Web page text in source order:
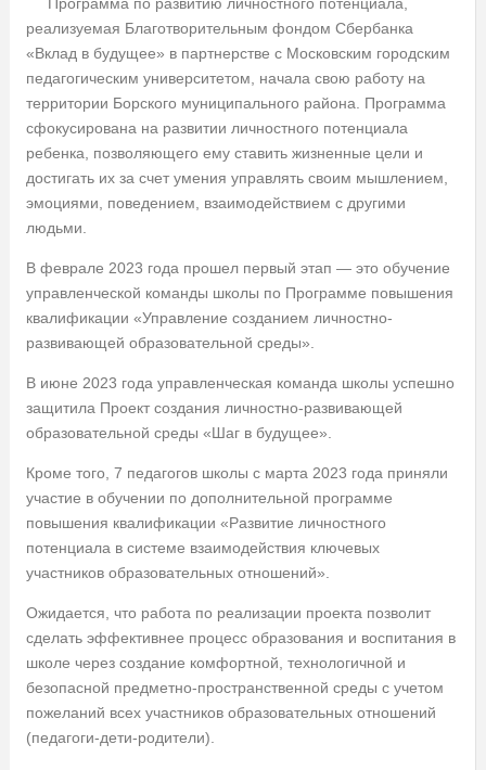
реализуемая Благотворительным фондом Сбербанка
«Вклад в будущее» в партнерстве с Московским городским
педагогическим университетом, начала свою работу на
территории Борского муниципального района. Программа
сфокусирована на развитии личностного потенциала
ребенка, позволяющего ему ставить жизненные цели и
достигать их за счет умения управлять своим мышлением,
эмоциями, поведением, взаимодействием с другими
людьми.
В феврале 2023 года прошел первый этап — это обучение
управленческой команды школы по Программе повышения
квалификации «Управление созданием личностно-
развивающей образовательной среды».
В июне 2023 года управленческая команда школы успешно
защитила Проект создания личностно-развивающей
образовательной среды «Шаг в будущее».
Кроме того, 7 педагогов школы с марта 2023 года приняли
участие в обучении по дополнительной программе
повышения квалификации «Развитие личностного
потенциала в системе взаимодействия ключевых
участников образовательных отношений».
Ожидается, что работа по реализации проекта позволит
сделать эффективнее процесс образования и воспитания в
школе через создание комфортной, технологичной и
безопасной предметно-пространственной среды с учетом
пожеланий всех участников образовательных отношений
(педагоги-дети-родители).